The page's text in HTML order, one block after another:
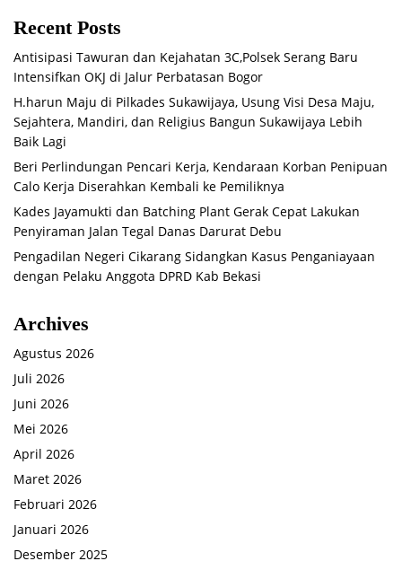
Recent Posts
Antisipasi Tawuran dan Kejahatan 3C,Polsek Serang Baru
Intensifkan OKJ di Jalur Perbatasan Bogor
H.harun Maju di Pilkades Sukawijaya, Usung Visi Desa Maju,
Sejahtera, Mandiri, dan Religius Bangun Sukawijaya Lebih
Baik Lagi
Beri Perlindungan Pencari Kerja, Kendaraan Korban Penipuan
Calo Kerja Diserahkan Kembali ke Pemiliknya
Kades Jayamukti dan Batching Plant Gerak Cepat Lakukan
Penyiraman Jalan Tegal Danas Darurat Debu
Pengadilan Negeri Cikarang Sidangkan Kasus Penganiayaan
dengan Pelaku Anggota DPRD Kab Bekasi
Archives
Agustus 2026
Juli 2026
Juni 2026
Mei 2026
April 2026
Maret 2026
Februari 2026
Januari 2026
Desember 2025